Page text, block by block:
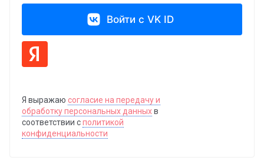
Войти с VK ID
Я выражаю согласие на передачу и
обработку персональных данныхв
соответствии сполитикой
конфиденциальности